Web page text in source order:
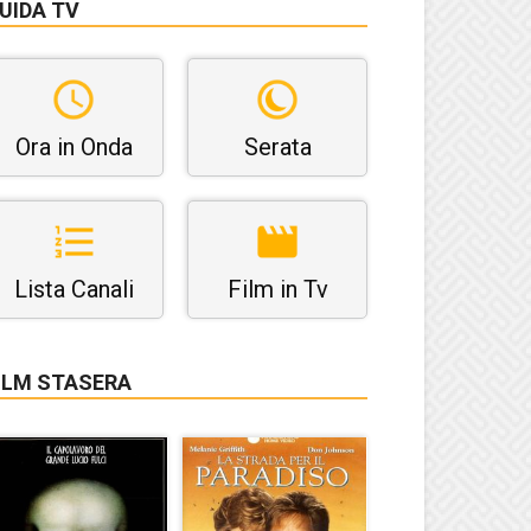
TV
Ora in Onda Serata
Lista Canali Film in Tv
STASERA